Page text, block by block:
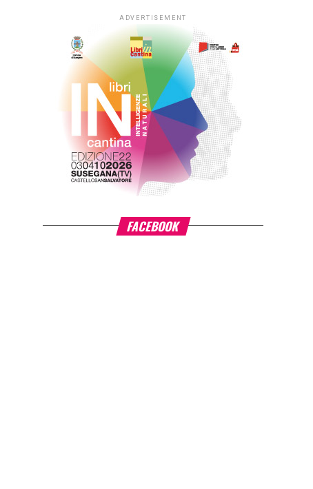
ADVERTISEMENT
FACEBOOK